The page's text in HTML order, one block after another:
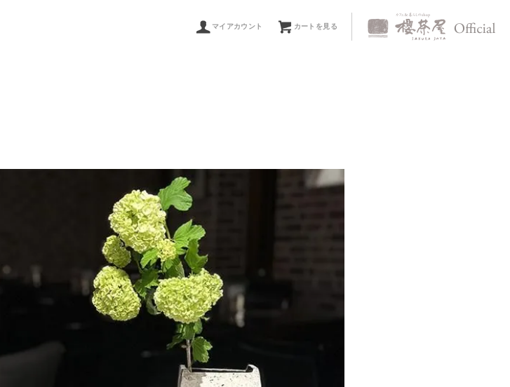
マイアカウント カートを見る